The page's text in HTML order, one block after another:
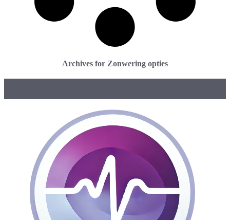
Archives for Zonwering opties